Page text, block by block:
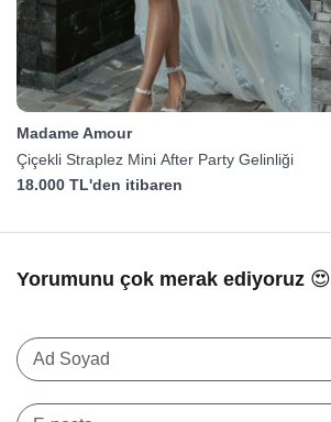
Madame Amour
Çiçekli Straplez Mini After Party Gelinliği
18.000 TL'den itibaren
Yorumunu çok merak ediyoruz 😍
Ad Soyad